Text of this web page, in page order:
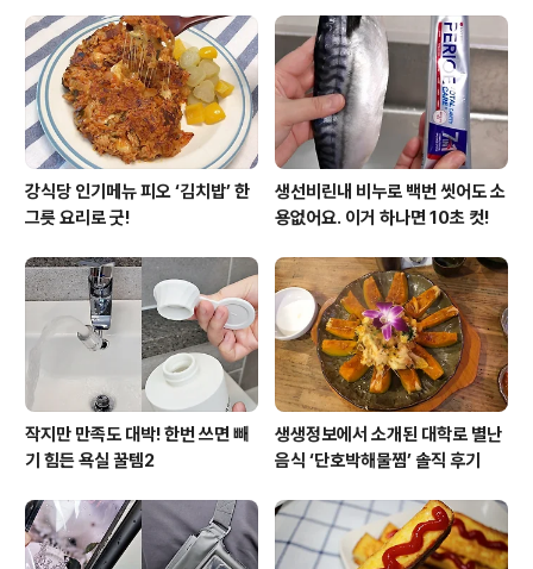
강식당 인기메뉴 피오 ‘김치밥’ 한
그릇 요리로 굿!
생선비린내 비누로 백번 씻어도 소
용없어요. 이거 하나면 10초 컷!
작지만 만족도 대박! 한번 쓰면 빼
기 힘든 욕실 꿀템2
생생정보에서 소개된 대학로 별난
음식 ‘단호박해물찜’ 솔직 후기